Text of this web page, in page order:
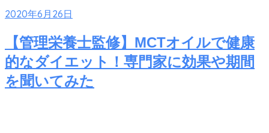
2020年6月26日
【管理栄養士監修】MCTオイルで健康
的なダイエット！専門家に効果や期間
を聞いてみた